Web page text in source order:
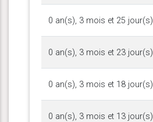
0 an(s), 3 mois et 25 jour(s)
0 an(s), 3 mois et 23 jour(s)
0 an(s), 3 mois et 18 jour(s)
0 an(s), 3 mois et 13 jour(s)